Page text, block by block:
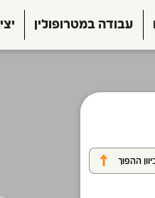
עבודה במטרופולין
ההפוך